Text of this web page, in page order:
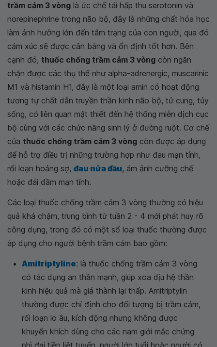
trầm cảm 3 vòng là ức chế tái hấp thu serotonin và
norepinephrine trong não bộ, đây là những chất hóa học
làm ảnh hưởng lớn đến tâm trạng của con người, qua đó
cảm xúc sẽ được cân bằng và ổn định tốt hơn. Bên
cạnh đó, thuốc chống trầm cảm 3 vòng còn ngăn
chặn được các thụ thể như alpha-adrenergic, muscarinic
M1 và histamin H1, đây là một loại amin có hoạt động
tương tự chất dẫn truyền thần kinh não bộ, tử cung, tủy
sống, có liên quan mật thiết đến hệ thống miễn dịch cục
bộ cùng với các chức năng sinh lý ở đường ruột. Cơ chế
của thuốc chống trầm cảm 3 vòng còn được áp dụng
để hỗ trợ điều trị những trường hợp như đau mạn tính,
rối loạn hoảng sợ, đau nửa đầu, ám ảnh cưỡng chế
hoặc đái dầm mạn tính.
Các loại thuốc chống trầm cảm 3 vòng thường có hiệu
quả khá chậm, trung bình từ tuần 2 - 4 mới phát huy rõ
công dụng, trong đó có một số loại thuốc thường được
áp dụng cho người bệnh trầm cảm bao gồm:
Amitriptyline: là thuốc chống trầm cảm 3 vòng
có tác dụng an thần mạnh, giúp xoa dịu hệ thần
kinh hiệu quả mà giá thành lại thấp. Amitriptylin
thường được chỉ định cho đối tượng bị trầm cảm,
rối loạn lo âu, kích động nhưng không được
khuyến khích dùng cho các nam giới mắc chứng
phì đại tiền liệt tuyến, người lớn tuổi hoặc người có